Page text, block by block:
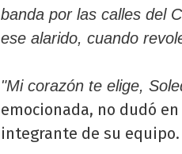
banda por las calles del
ese alarido, cuando
"Mi corazón te elige,
emocionada, no dudó
integrante de su equipo.